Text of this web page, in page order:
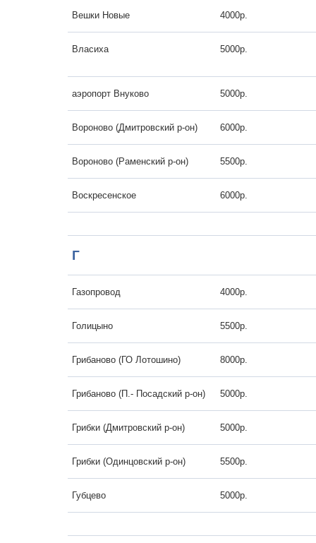
Вешки Новые 4000р.
Власиха 5000р.
аэропорт Внуково 5000р.
Вороново (Дмитровский р-он) 6000р.
Вороново (Раменский р-он) 5500р.
Воскресенское 6000р.
Г
Газопровод 4000р.
Голицыно 5500р.
Грибаново (ГО Лотошино) 8000р.
Грибаново (П.- Посадский р-он) 5000р.
Грибки (Дмитровский р-он) 5000р.
Грибки (Одинцовский р-он) 5500р.
Губцево 5000р.